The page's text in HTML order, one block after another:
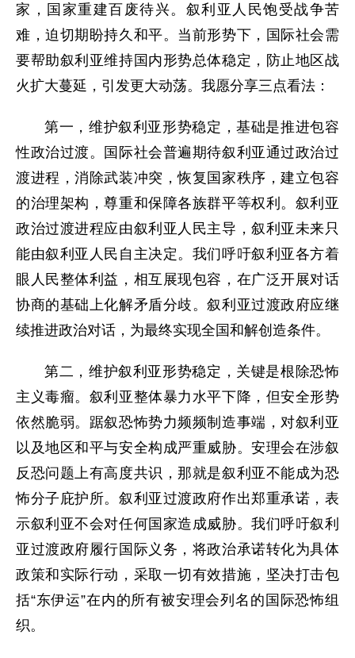
家，国家重建百废待兴。叙利亚人民饱受战争苦
难，迫切期盼持久和平。当前形势下，国际社会需
要帮助叙利亚维持国内形势总体稳定，防止地区战
火扩大蔓延，引发更大动荡。我愿分享三点看法：
第一，维护叙利亚形势稳定，基础是推进包容
性政治过渡。国际社会普遍期待叙利亚通过政治过
渡进程，消除武装冲突，恢复国家秩序，建立包容
的治理架构，尊重和保障各族群平等权利。叙利亚
政治过渡进程应由叙利亚人民主导，叙利亚未来只
能由叙利亚人民自主决定。我们呼吁叙利亚各方着
眼人民整体利益，相互展现包容，在广泛开展对话
协商的基础上化解矛盾分歧。叙利亚过渡政府应继
续推进政治对话，为最终实现全国和解创造条件。
第二，维护叙利亚形势稳定，关键是根除恐怖
主义毒瘤。叙利亚整体暴力水平下降，但安全形势
依然脆弱。踞叙恐怖势力频频制造事端，对叙利亚
以及地区和平与安全构成严重威胁。安理会在涉叙
反恐问题上有高度共识，那就是叙利亚不能成为恐
怖分子庇护所。叙利亚过渡政府作出郑重承诺，表
示叙利亚不会对任何国家造成威胁。我们呼吁叙利
亚过渡政府履行国际义务，将政治承诺转化为具体
政策和实际行动，采取一切有效措施，坚决打击包
括“东伊运”在内的所有被安理会列名的国际恐怖组
织。